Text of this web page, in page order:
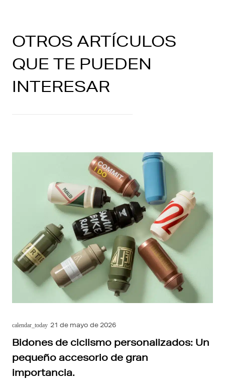
OTROS ARTÍCULOS
QUE TE PUEDEN
INTERESAR
calendar_today 21 de mayo de 2026
Bidones de ciclismo personalizados: Un
pequeño accesorio de gran
importancia.